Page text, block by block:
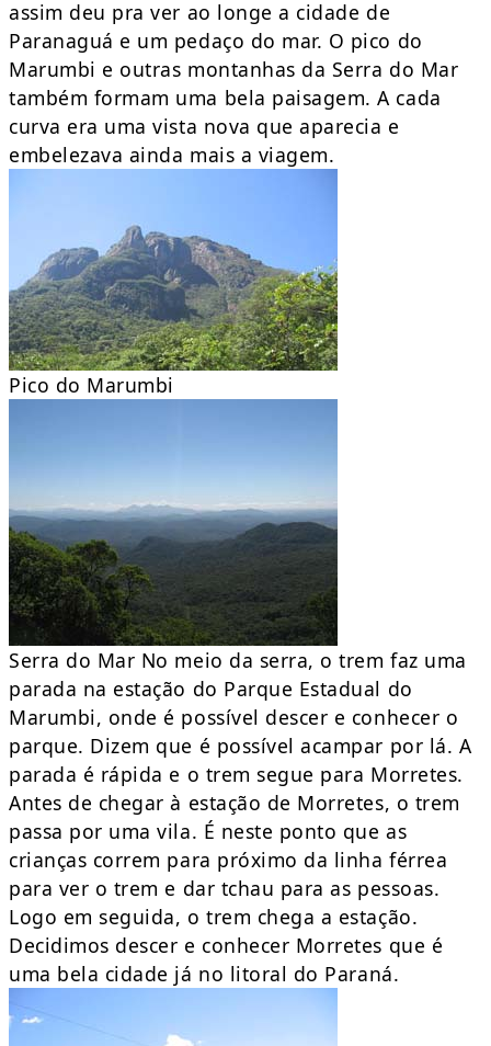
assim deu pra ver ao longe a cidade de
Paranaguá e um pedaço do mar. O pico do
Marumbi e outras montanhas da Serra do Mar
também formam uma bela paisagem. A cada
curva era uma vista nova que aparecia e
embelezava ainda mais a viagem.
Pico do Marumbi
Serra do Mar No meio da serra, o trem faz uma
parada na estação do Parque Estadual do
Marumbi, onde é possível descer e conhecer o
parque. Dizem que é possível acampar por lá. A
parada é rápida e o trem segue para Morretes.
Antes de chegar à estação de Morretes, o trem
passa por uma vila. É neste ponto que as
crianças correm para próximo da linha férrea
para ver o trem e dar tchau para as pessoas.
Logo em seguida, o trem chega a estação.
Decidimos descer e conhecer Morretes que é
uma bela cidade já no litoral do Paraná.